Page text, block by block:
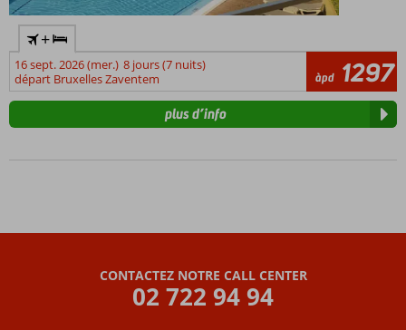
+
16 sept. 2026 (mer.) 8 jours (7 nuits)
départ Bruxelles Zaventem
àpd 1297
plus d’info
CONTACTEZ NOTRE CALL CENTER
02 722 94 94